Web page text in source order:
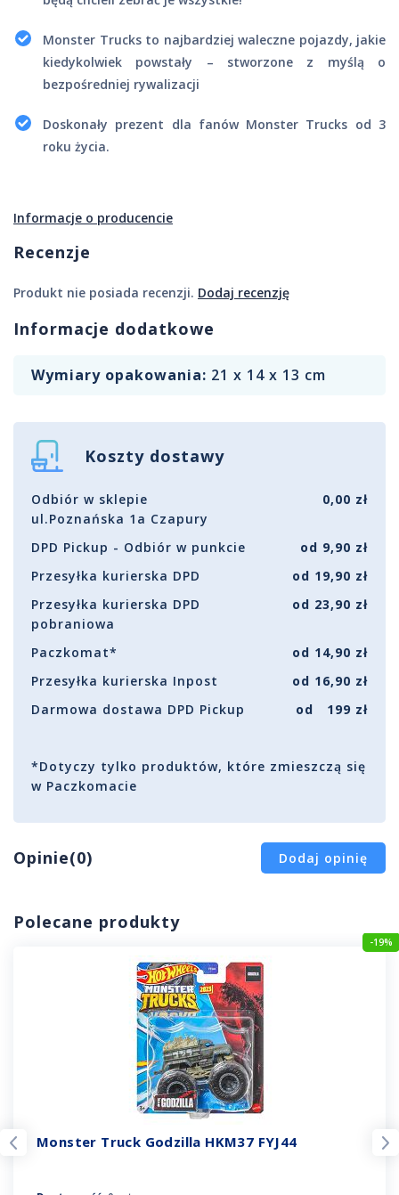
Monster Trucks to najbardziej waleczne pojazdy, jakie
kiedykolwiek powstały – stworzone z myślą o
bezpośredniej rywalizacji
Doskonały prezent dla fanów Monster Trucks od 3
roku życia.
Informacje o producencie
Recenzje
Produkt nie posiada recenzji. Dodaj recenzję
Informacje dodatkowe
Wymiary opakowania: 21 x 14 x 13 cm
Koszty dostawy
Odbiór w sklepie
ul.Poznańska 1a Czapury
0,00 zł
DPD Pickup - Odbiór w punkcie
od 9,90 zł
Przesyłka kurierska DPD
od 19,90 zł
Przesyłka kurierska DPD
pobraniowa
od 23,90 zł
Paczkomat*
od 14,90 zł
Przesyłka kurierska Inpost
od 16,90 zł
Darmowa dostawa DPD Pickup
od 199 zł
*Dotyczy tylko produktów, które zmieszczą się
w Paczkomacie
Opinie(0) Dodaj opinię
Polecane produkty
-19%
Monster Truck Godzilla HKM37 FYJ44